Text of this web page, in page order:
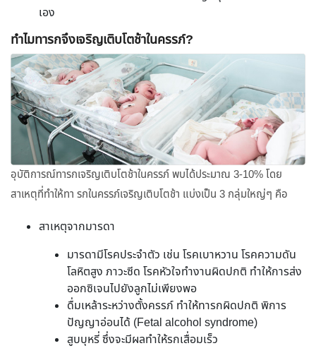
เอง
ทำไมทารกจึงเจริญเติบโตช้าในครรภ์?
อุบัติการณ์ทารกเจริญเติบโตช้าในครรภ์ พบได้ประมาณ 3-10% โดย
สาเหตุที่ทำให้ทา รกในครรภ์เจริญเติบโตช้า แบ่งเป็น 3 กลุ่มใหญ่ๆ คือ
สาเหตุจากมารดา
มารดามีโรคประจำตัว เช่น โรคเบาหวาน โรคความดัน
โลหิตสูง ภาวะซีด โรคหัวใจทำงานผิดปกติ ทำให้การส่ง
ออกซิเจนไปยังลูกไม่เพียงพอ
ดื่มเหล้าระหว่างตั้งครรภ์ ทำให้ทารกผิดปกติ พิการ
ปัญญาอ่อนได้ (Fetal alcohol syndrome)
สูบบุหรี่ ซึ่งจะมีผลทำให้รกเสื่อมเร็ว